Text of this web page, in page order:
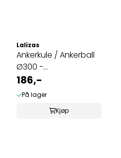
Lalizas
Ankerkule / Ankerball
Ø300 -
Sammenleggbar
186,-
På lager
Kjøp